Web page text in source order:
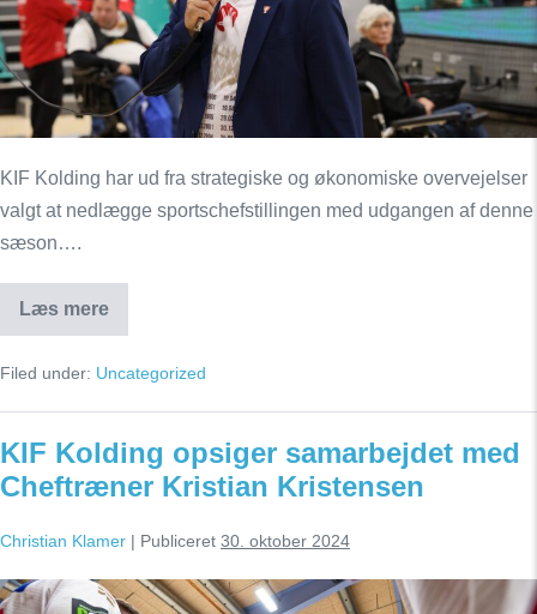
ved
sæsonens
udløb
KIF Kolding har ud fra strategiske og økonomiske overvejelser
valgt at nedlægge sportschefstillingen med udgangen af denne
sæson….
Læs mere
KIF
Kolding
Lars
afslutter
ved
sæsonens
udløb
Filed under: Uncategorized
KIF Kolding opsiger samarbejdet med
Cheftræner Kristian Kristensen
Christian Klamer | Publiceret 30. oktober 2024
KIF